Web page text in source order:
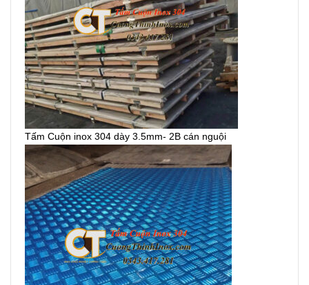
Tấm Cuộn inox 304 dày 3.5mm- 2B cán nguội